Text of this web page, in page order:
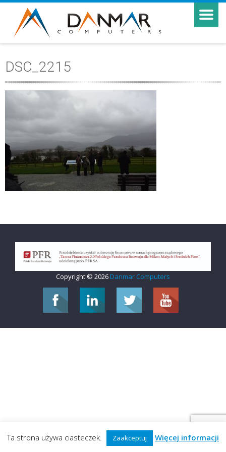
DSC_2215
Copyright © 2026 Danmar Computers
Ta strona używa ciasteczek. Zaakceptuj Więcej informacji